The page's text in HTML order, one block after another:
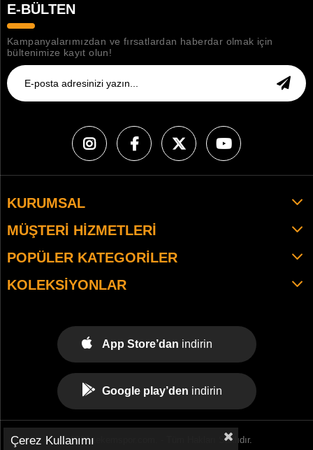
E-BÜLTEN
Kampanyalarımızdan ve fırsatlardan haberdar olmak için
bültenimize kayıt olun!
KURUMSAL
MÜŞTERI HIZMETLERI
POPÜLER KATEGORILER
KOLEKSIYONLAR
App Store’dan indirin
Google play’den indirin
© 2021 tekemspor.com. - Tüm Hakları Saklıdır.
Çerez Kullanımı